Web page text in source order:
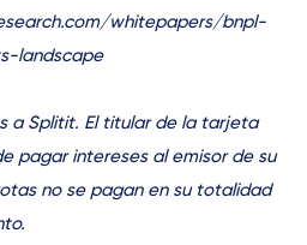
whitepapers/bnpl-
landscape
a Splitit. El titular de la tarjeta
pagar intereses al emisor de su
no se pagan en su totalidad